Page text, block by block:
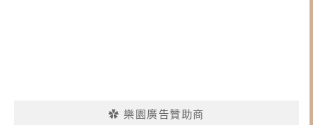
✿ 樂園廣告贊助商